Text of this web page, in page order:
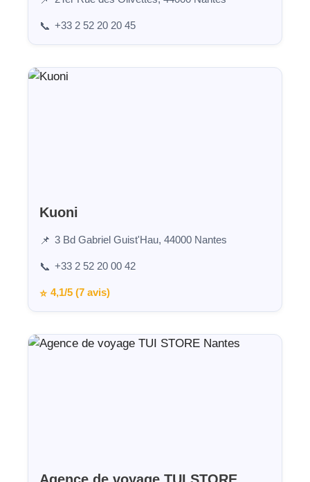
📞 +33 2 52 20 20 45
Kuoni
📌 3 Bd Gabriel Guist'Hau, 44000 Nantes
📞 +33 2 52 20 00 42
⭐ 4,1/5 (7 avis)